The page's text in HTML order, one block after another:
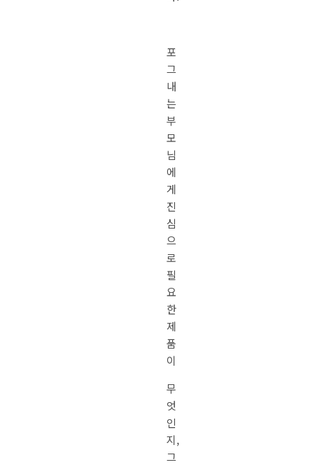
포
그
내
는
부
모
님
에
게
진
심
으
로
필
요
한
제
품
이
무
엇
인
지,
그